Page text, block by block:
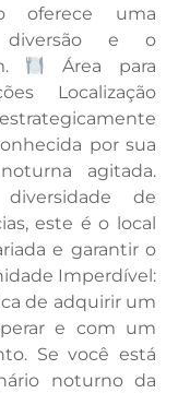
oferece uma
diversão e o
Área para
Localização
por sua
agitada.
de
este é o local
e garantir o
Imperdível:
de adquirir um
e com um
Se você está
noturno da